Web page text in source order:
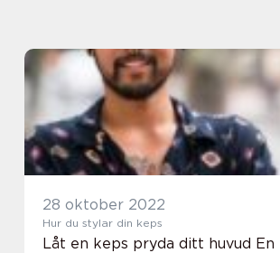
28 oktober 2022
Hur du stylar din keps
Låt en keps pryda ditt huvud